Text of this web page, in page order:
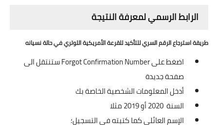
الرابط الرسمي لمعرفة النتيجة
طريقة استرجاع الرقم السري للتأكيد للقرعة الأمريكية اللوتري في حالة نسيانه
اضغط على Forgot Confirmation Number ستنتقل الى
صفحة جديدة
أدخل المعلومات الشخصية الخاصة بك
السنة 2020 أو 2019 مثلا
الإسم العائلي كما كتبته في التسجيل؛